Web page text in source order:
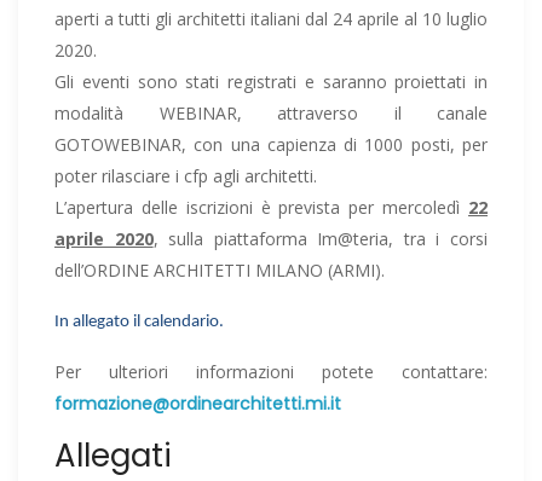
aperti a tutti gli architetti italiani dal 24 aprile al 10 luglio
2020.
Gli eventi sono stati registrati e saranno proiettati in
modalità WEBINAR, attraverso il canale
GOTOWEBINAR, con una capienza di 1000 posti, per
poter rilasciare i cfp agli architetti.
L’apertura delle iscrizioni è prevista per mercoledì 22
aprile 2020, sulla piattaforma Im@teria, tra i corsi
dell’ORDINE ARCHITETTI MILANO (ARMI).
In allegato il calendario.
Per ulteriori informazioni potete contattare:
formazione@ordinearchitetti.mi.it
Allegati